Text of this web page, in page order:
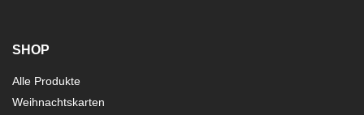
SHOP
Alle Produkte
Weihnachtskarten